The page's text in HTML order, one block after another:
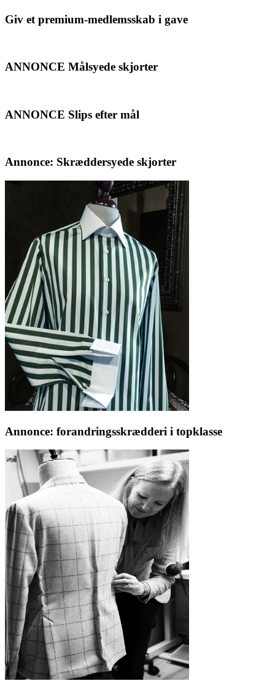
Giv et premium-medlemsskab i gave
ANNONCE Målsyede skjorter
ANNONCE Slips efter mål
Annonce: Skræddersyede skjorter
Annonce: forandringsskrædderi i topklasse